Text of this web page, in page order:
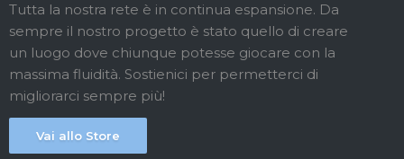
Tutta la nostra rete è in continua espansione. Da
sempre il nostro progetto è stato quello di creare
un luogo dove chiunque potesse giocare con la
massima fluidità. Sostienici per permetterci di
migliorarci sempre più!
Vai allo Store